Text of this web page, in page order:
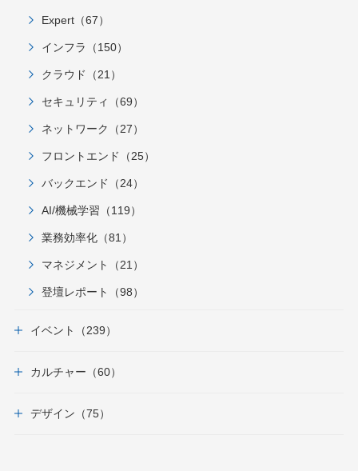
Expert（67）
インフラ（150）
クラウド（21）
セキュリティ（69）
ネットワーク（27）
フロントエンド（25）
バックエンド（24）
AI/機械学習（119）
業務効率化（81）
マネジメント（21）
登壇レポート（98）
イベント（239）
カルチャー（60）
デザイン（75）